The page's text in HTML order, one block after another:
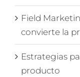
Field
convierte la
Estrategias
producto